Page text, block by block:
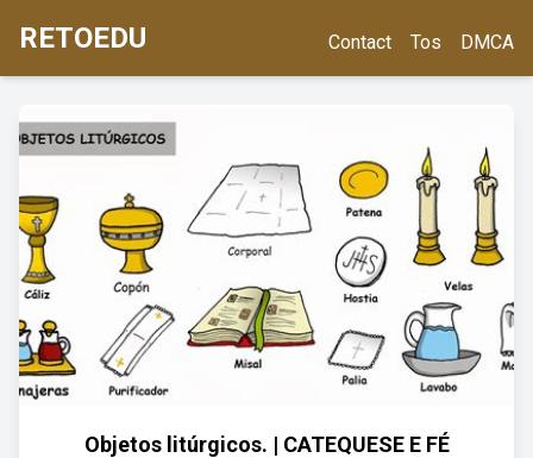
RETOEDU Contact Tos DMCA
Objetos litúrgicos. | CATEQUESE E FÉ